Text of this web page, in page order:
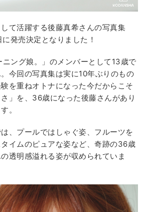
て活躍する後藤真希さんの写真集
発売決定となりました！
ング娘。」のメンバーとして13歳で
今回の写真集は実に10年ぶりのもの
を重ねオトナになった今だからこそ
」を、36歳になった後藤さんがあり
。
、プールではしゃぐ姿、フルーツを
イムのピュアな姿など、奇跡の36歳
透明感溢れる姿が収められていま